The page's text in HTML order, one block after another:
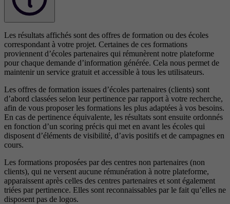
Les résultats affichés sont des offres de formation ou des écoles
correspondant à votre projet. Certaines de ces formations
proviennent d’écoles partenaires qui rémunèrent notre plateforme
pour chaque demande d’information générée. Cela nous permet de
maintenir un service gratuit et accessible à tous les utilisateurs.
Les offres de formation issues d’écoles partenaires (clients) sont
d’abord classées selon leur pertinence par rapport à votre recherche,
afin de vous proposer les formations les plus adaptées à vos besoins.
En cas de pertinence équivalente, les résultats sont ensuite ordonnés
en fonction d’un scoring précis qui met en avant les écoles qui
disposent d’éléments de visibilité, d’avis positifs et de campagnes en
cours.
Les formations proposées par des centres non partenaires (non
clients), qui ne versent aucune rémunération à notre plateforme,
apparaissent après celles des centres partenaires et sont également
triées par pertinence. Elles sont reconnaissables par le fait qu’elles ne
disposent pas de logos.